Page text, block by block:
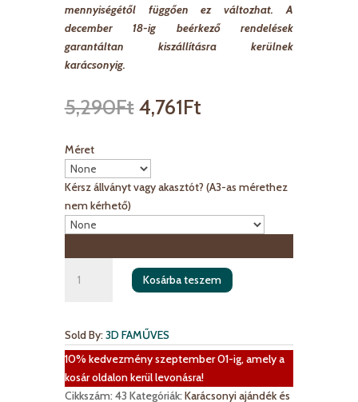
mennyiségétől függően ez változhat. A
december 18-ig beérkező rendelések
garantáltan kiszállításra kerülnek
karácsonyig.
5,290Ft4,761Ft
Méret
Kérsz állványt vagy akasztót? (A3-as mérethez
nem kérhető)
szabályok
mennyiség
Kosárba teszem
Sold By:3D FAMŰVES
10% kedvezmény szeptember 01-ig, amely a
kosár oldalon kerül levonásra!
Cikkszám:43 Kategóriák:Karácsonyi ajándék és